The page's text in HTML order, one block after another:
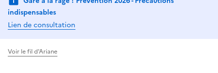
indispensables
Lien de consultation
Voir le fil d'Ariane